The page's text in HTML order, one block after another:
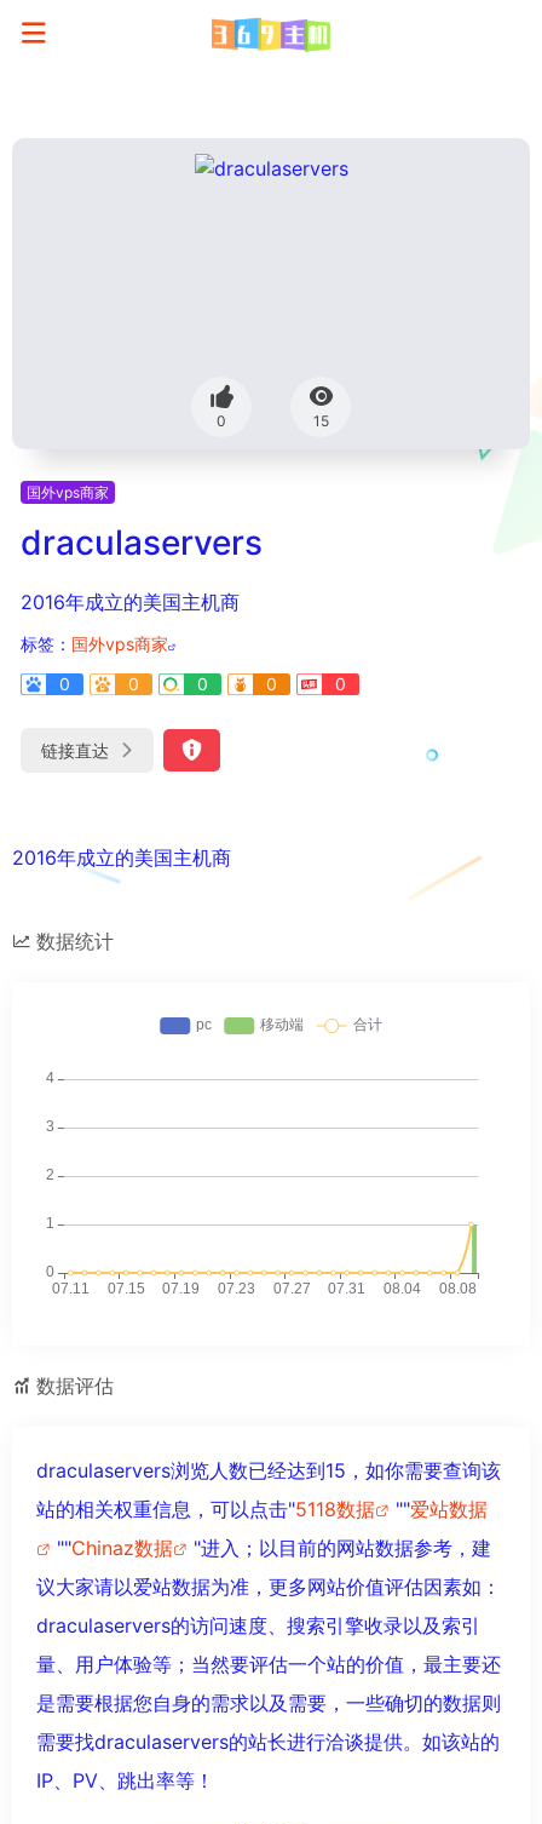
0 15
国外vps商家
draculaservers
2016年成立的美国主机商
标签： 国外vps商家
0
0 0 0 0
链接直达
2016年成立的美国主机商
数据统计
数据评估
draculaservers浏览人数已经达到15，如你需要查询该
站的相关权重信息，可以点击"5118数据 ""爱站数据
""Chinaz数据
"进入；以目前的网站数据参考，建
议大家请以爱站数据为准，更多网站价值评估因素如：
draculaservers的访问速度、搜索引擎收录以及索引
量、用户体验等；当然要评估一个站的价值，最主要还
是需要根据您自身的需求以及需要，一些确切的数据则
需要找draculaservers的站长进行洽谈提供。如该站的
IP、PV、跳出率等！